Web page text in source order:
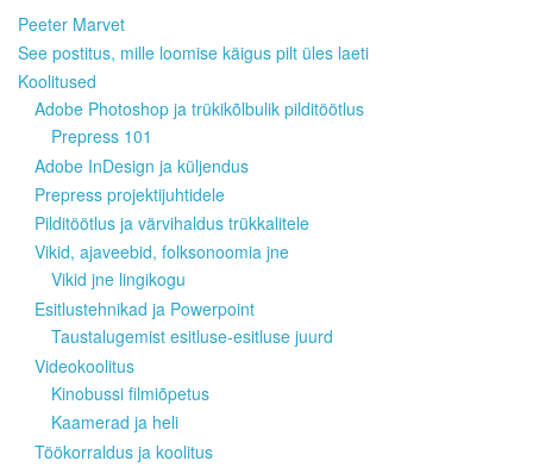
Peeter Marvet
See postitus, mille loomise käigus pilt üles laeti
Koolitused
Adobe Photoshop ja trükikõlbulik pilditöötlus
Prepress 101
Adobe InDesign ja küljendus
Prepress projektijuhtidele
Pilditöötlus ja värvihaldus trükkalitele
Vikid, ajaveebid, folksonoomia jne
Vikid jne lingikogu
Esitlustehnikad ja Powerpoint
Taustalugemist esitluse-esitluse juurd
Videokoolitus
Kinobussi filmiõpetus
Kaamerad ja heli
Töökorraldus ja koolitus